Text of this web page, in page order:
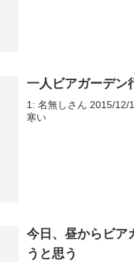
一人ビアガーデン
1: 名無しさん 2015/
寒い
今日、昼からビア
うと思う